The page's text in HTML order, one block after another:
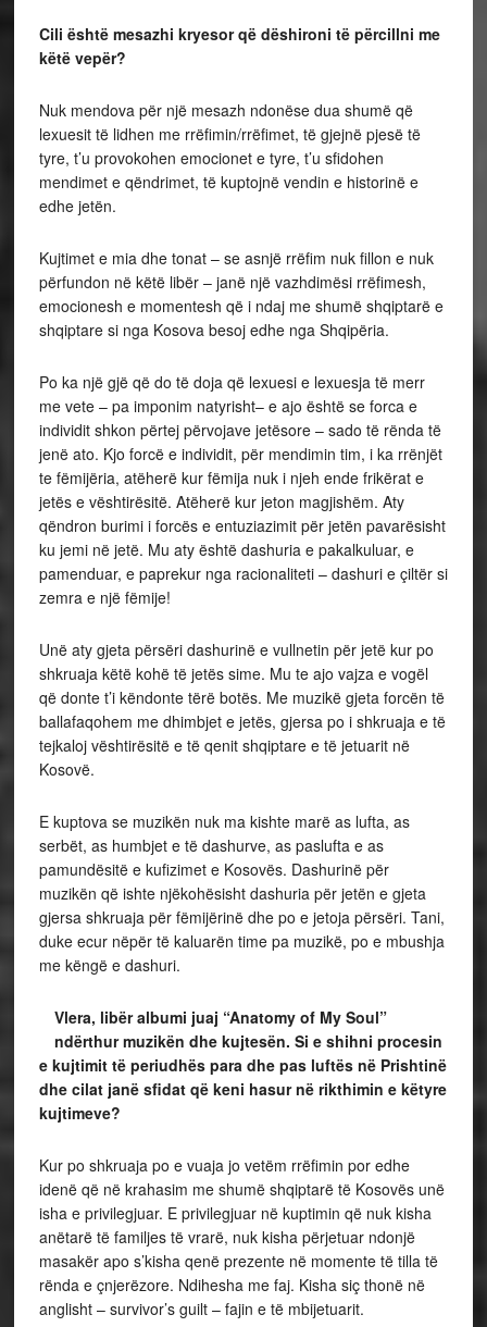
Cili është mesazhi kryesor që dëshironi të përcillni me
këtë vepër?
Nuk mendova për një mesazh ndonëse dua shumë që
lexuesit të lidhen me rrëfimin/rrëfimet, të gjejnë pjesë të
tyre, t’u provokohen emocionet e tyre, t’u sfidohen
mendimet e qëndrimet, të kuptojnë vendin e historinë e
edhe jetën.
Kujtimet e mia dhe tonat – se asnjë rrëfim nuk fillon e nuk
përfundon në këtë libër – janë një vazhdimësi rrëfimesh,
emocionesh e momentesh që i ndaj me shumë shqiptarë e
shqiptare si nga Kosova besoj edhe nga Shqipëria.
Po ka një gjë që do të doja që lexuesi e lexuesja të merr
me vete – pa imponim natyrisht– e ajo është se forca e
individit shkon përtej përvojave jetësore – sado të rënda të
jenë ato. Kjo forcë e individit, për mendimin tim, i ka rrënjët
te fëmijëria, atëherë kur fëmija nuk i njeh ende frikërat e
jetës e vështirësitë. Atëherë kur jeton magjishëm. Aty
qëndron burimi i forcës e entuziazimit për jetën pavarësisht
ku jemi në jetë. Mu aty është dashuria e pakalkuluar, e
pamenduar, e paprekur nga racionaliteti – dashuri e çiltër si
zemra e një fëmije!
Unë aty gjeta përsëri dashurinë e vullnetin për jetë kur po
shkruaja këtë kohë të jetës sime. Mu te ajo vajza e vogël
që donte t’i këndonte tërë botës. Me muzikë gjeta forcën të
ballafaqohem me dhimbjet e jetës, gjersa po i shkruaja e të
tejkaloj vështirësitë e të qenit shqiptare e të jetuarit në
Kosovë.
E kuptova se muzikën nuk ma kishte marë as lufta, as
serbët, as humbjet e të dashurve, as paslufta e as
pamundësitë e kufizimet e Kosovës. Dashurinë për
muzikën që ishte njëkohësisht dashuria për jetën e gjeta
gjersa shkruaja për fëmijërinë dhe po e jetoja përsëri. Tani,
duke ecur nëpër të kaluarën time pa muzikë, po e mbushja
me këngë e dashuri.
Vlera, libër albumi juaj “Anatomy of My Soul”
ndërthur muzikën dhe kujtesën. Si e shihni procesin
e kujtimit të periudhës para dhe pas luftës në Prishtinë
dhe cilat janë sfidat që keni hasur në rikthimin e këtyre
kujtimeve?
Kur po shkruaja po e vuaja jo vetëm rrëfimin por edhe
idenë që në krahasim me shumë shqiptarë të Kosovës unë
isha e privilegjuar. E privilegjuar në kuptimin që nuk kisha
anëtarë të familjes të vrarë, nuk kisha përjetuar ndonjë
masakër apo s’kisha qenë prezente në momente të tilla të
rënda e çnjerëzore. Ndihesha me faj. Kisha siç thonë në
anglisht – survivor’s guilt – fajin e të mbijetuarit.